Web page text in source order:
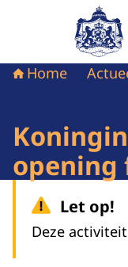
Naar
Home
opening
Let op!
Deze